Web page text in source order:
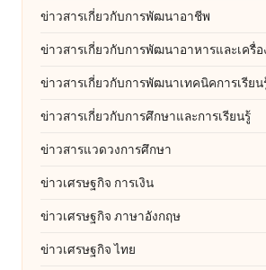
ข่าวสารเกี่ยวกับการพัฒนาอาชีพ
ข่าวสารเกี่ยวกับการพัฒนาอาหารและเครื่
ข่าวสารเกี่ยวกับการพัฒนาเทคนิคการเรียน
ข่าวสารเกี่ยวกับการศึกษาและการเรียนรู้
ข่าวสารแวดวงการศึกษา
ข่าวเศรษฐกิจ การเงิน
ข่าวเศรษฐกิจ ภาษาอังกฤษ
ข่าวเศรษฐกิจ ไทย